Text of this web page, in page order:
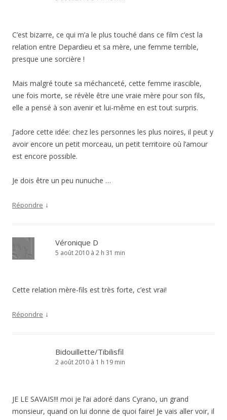
C’est bizarre, ce qui m’a le plus touché dans ce film c’est la
relation entre Depardieu et sa mère, une femme terrible,
presque une sorcière !
Mais malgré toute sa méchanceté, cette femme irascible,
une fois morte, se révèle être une vraie mère pour son fils,
elle a pensé à son avenir et lui-même en est tout surpris.
J’adore cette idée: chez les personnes les plus noires, il peut y
avoir encore un petit morceau, un petit territoire où l’amour
est encore possible.
Je dois être un peu nunuche …
Répondre ↓
Véronique D
5 août 2010 à 2 h 31 min
Cette relation mère-fils est très forte, c’est vrai!
Répondre ↓
Bidouillette/Tibilisfil
2 août 2010 à 1 h 19 min
JE LE SAVAIS!!! moi je l’ai adoré dans Cyrano, un grand
monsieur, quand on lui donne de quoi faire! Je vais aller voir, il